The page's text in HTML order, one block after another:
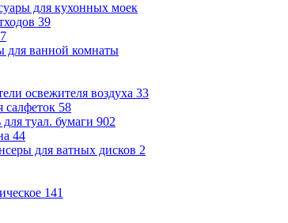
для кухонных моек
39
для ванной комнаты
освежителя воздуха 33
салфеток 58
туал. бумаги 902
44
для ватных дисков 2
141